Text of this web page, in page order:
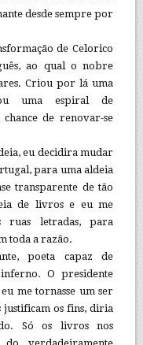
desde sempre por
de Celorico
ao qual o nobre
Criou por lá uma
uma espiral de
de renovar-se
eu decidira mudar
para uma aldeia
transparente de tão
de livros e eu me
ruas letradas, para
toda a razão.
poeta capaz de
O presidente
me tornasse um ser
justificam os fins, diria
Só os livros nos